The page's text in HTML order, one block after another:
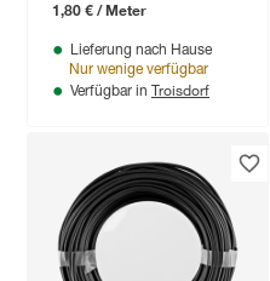
1,80 € / Meter
Lieferung nach Hause
Nur wenige verfügbar
Verfügbar in Troisdorf